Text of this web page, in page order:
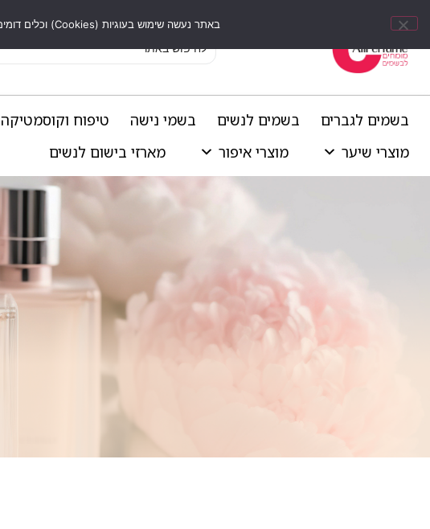
בשמים לגברים בשמים לנשים בשמי נישה
טיפוח וקוסמטיקה
מוצרי שיער
מוצרי איפור מארזי בישום לנשים
באתר נעשה שימוש בעוגיות (Cookies) וכלים דומים לשיפור חוויית הגלישה, התאמת תוכן אישי וביצוע ניתוחים סטטיסטיים.